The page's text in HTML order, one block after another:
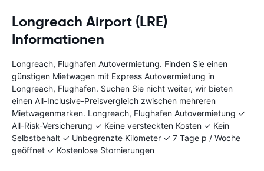
Longreach Airport (LRE)
Informationen
Longreach, Flughafen Autovermietung. Finden Sie einen
günstigen Mietwagen mit Express Autovermietung in
Longreach, Flughafen. Suchen Sie nicht weiter, wir bieten
einen All-Inclusive-Preisvergleich zwischen mehreren
Mietwagenmarken. Longreach, Flughafen Autovermietung ✓
All-Risk-Versicherung ✓ Keine versteckten Kosten ✓ Kein
Selbstbehalt ✓ Unbegrenzte Kilometer ✓ 7 Tage p / Woche
geöffnet ✓ Kostenlose Stornierungen